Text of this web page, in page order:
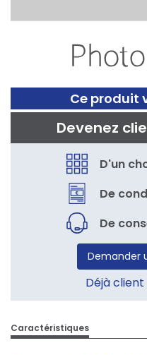
Ce produit
Devenez
D'un
De
De
Demander
Déjà
Caractéristiques